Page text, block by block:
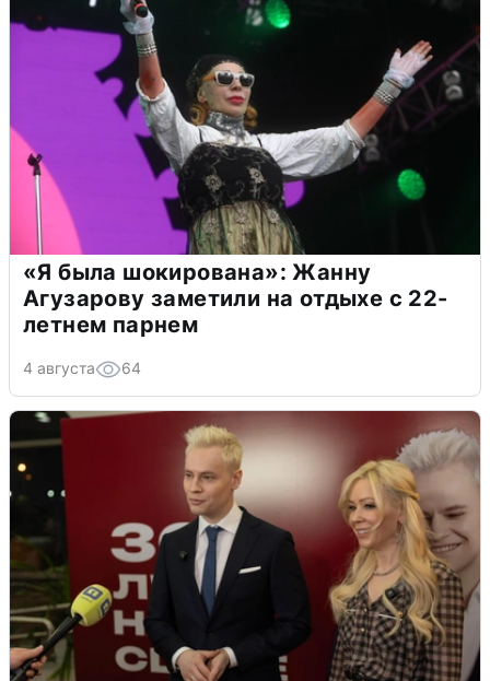
«Я была шокирована»: Жанну
Агузарову заметили на отдыхе с 22-
летнем парнем
4 августа 64